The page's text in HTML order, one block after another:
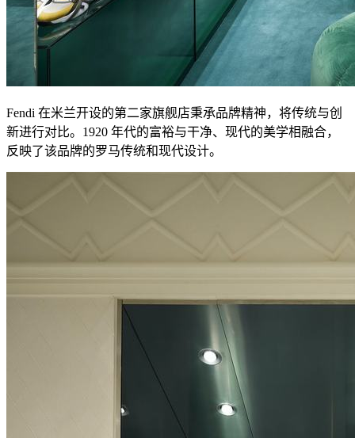
Fendi 在米兰开设的第二家旗舰店秉承品牌精神，将传统与创
新进行对比。1920 年代的富裕与干净、现代的美学相融合，
反映了该品牌的罗马传统和现代设计。